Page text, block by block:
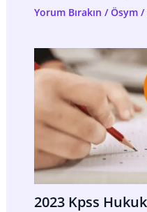
Yorum Bırakın /Ösym/
2023 Kpss